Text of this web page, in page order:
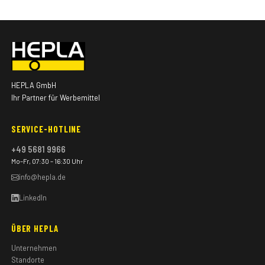
HEPLA GmbH
Ihr Partner für Werbemittel
SERVICE-HOTLINE
+49 5681 9966
Mo–Fr, 07:30 – 16:30 Uhr
info@hepla.de
LinkedIn
ÜBER HEPLA
Unternehmen
Standorte